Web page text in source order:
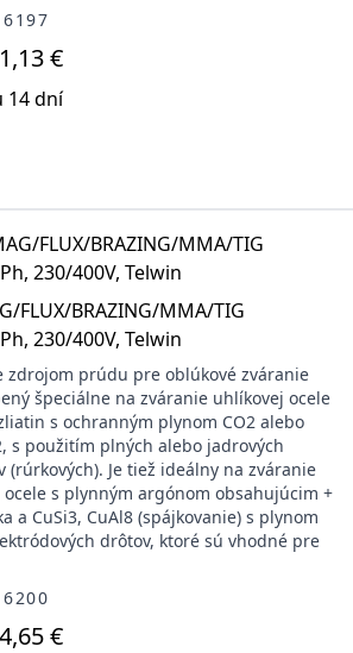
€
14 dní
FLUX/BRAZING/MMA/TIG
230/400V, Telwin
zdrojom prúdu pre oblúkové zváranie
špeciálne na zváranie uhlíkovej ocele
s ochranným plynom CO2 alebo
s použitím plných alebo jadrových
(rúrkových). Je tiež ideálny na zváranie
s plynným argónom obsahujúcim +
a CuSi3, CuAl8 (spájkovanie) s plynom
drôtov, ktoré sú vhodné pre
€